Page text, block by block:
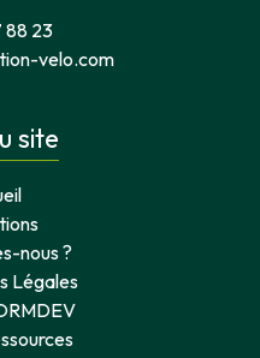
88 23
velo.com
site
nous ?
Légales